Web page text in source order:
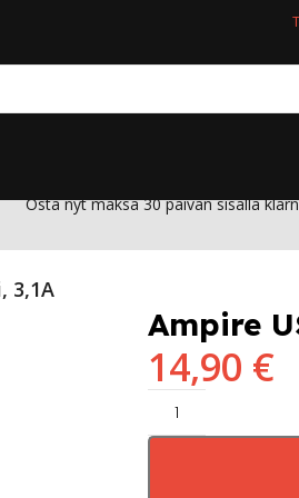
Osta nyt maksa 30 päivän sisällä
3,1A
Ampire
14,90 €